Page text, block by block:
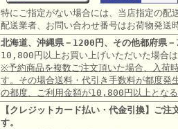
特にご指定がない場合には、当店指定の配
配送業者、お問い合わせ番号はお荷物発送
北海道、沖縄県－1200円、その他都府県－
10,800円以上お買い上げいただいた場合
※予約商品を複数ご注文頂いた場合、入荷
す。その場合送料・代引き手数料が都度発
の都度、ご利用金額が10,800円以上となる
【クレジットカード払い・代金引換】ご
す。